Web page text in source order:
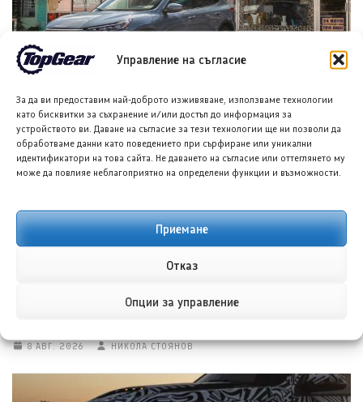
Управление на съгласие
За да ви предоставим най-доброто изживяване, използваме технологии
като бисквитки за съхранение и/или достъп до информация за
устройството ви. Даване на съгласие за тези технологии ще ни позволи да
обработваме данни като поведението при сърфиране или уникални
идентификатори на това сайта. Не даването на съгласие или оттеглянето му
може да повлияе неблагоприятно на определени функции и възможности.
Приемане
Отказ
Опции за управление
Форд планира достъпен кросоувър и четириврат
Mustang
8 АВГ. 2026 ГЛОРИЯ ПЪРВАНОВА
8 АВГ. 2026 НИКОЛА СТОЯНОВ